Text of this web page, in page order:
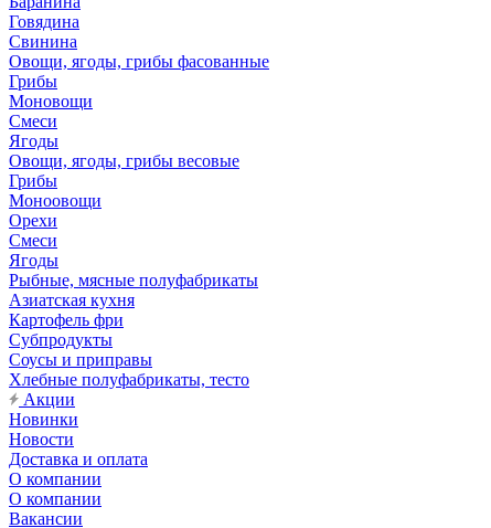
Говядина
Свинина
Овощи, ягоды, грибы фасованные
Грибы
Моновощи
Смеси
Ягоды
Овощи, ягоды, грибы весовые
Грибы
Моноовощи
Орехи
Смеси
Ягоды
Рыбные, мясные полуфабрикаты
Азиатская кухня
Картофель фри
Субпродукты
Соусы и приправы
Хлебные полуфабрикаты, тесто
Акции
Новинки
Новости
Доставка и оплата
О компании
О компании
Вакансии